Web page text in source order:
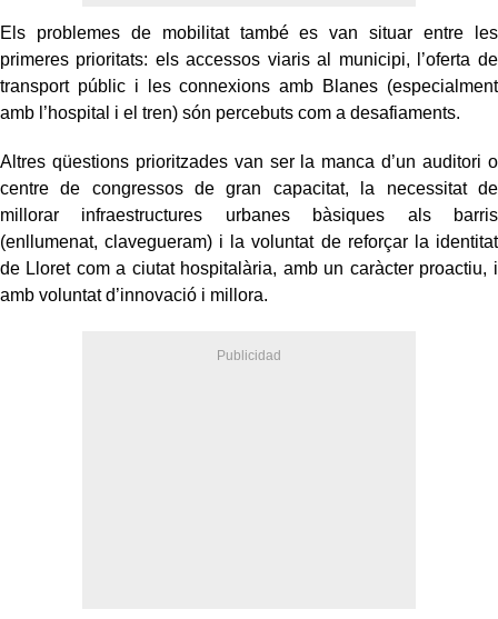
Els problemes de mobilitat també es van situar entre les
primeres prioritats: els accessos viaris al municipi, l’oferta de
transport públic i les connexions amb Blanes (especialment
amb l’hospital i el tren) són percebuts com a desafiaments.
Altres qüestions prioritzades van ser la manca d’un auditori o
centre de congressos de gran capacitat, la necessitat de
millorar infraestructures urbanes bàsiques als barris
(enllumenat, clavegueram) i la voluntat de reforçar la identitat
de Lloret com a ciutat hospitalària, amb un caràcter proactiu, i
amb voluntat d’innovació i millora.